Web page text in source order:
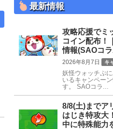
を
検
最新情報
攻略応援でミ
コイン配布！
情報(SAOコ
2026年8月7日
キ
SAOコラボ
妖怪ウォッチぷ
いるキャンペー
す。 SAOコラ...
8/8(土)までア
はじき特攻大
中に特殊能力